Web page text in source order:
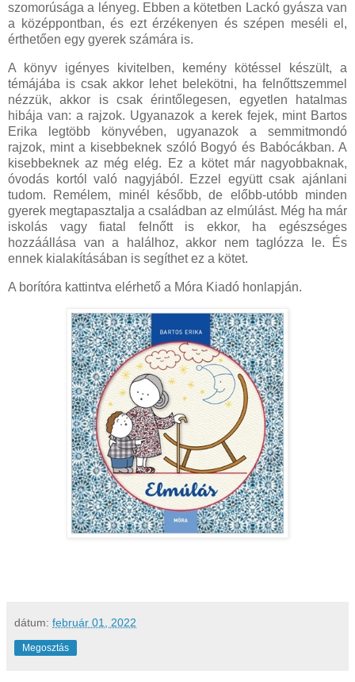
szomorúsága a lényeg. Ebben a kötetben Lackó gyásza van
a középpontban, és ezt érzékenyen és szépen meséli el,
érthetően egy gyerek számára is.
A könyv igényes kivitelben, kemény kötéssel készült, a
témájába is csak akkor lehet belekötni, ha felnőttszemmel
nézzük, akkor is csak érintőlegesen, egyetlen hatalmas
hibája van: a rajzok. Ugyanazok a kerek fejek, mint Bartos
Erika legtöbb könyvében, ugyanazok a semmitmondó
rajzok, mint a kisebbeknek szóló Bogyó és Babócákban. A
kisebbeknek az még elég. Ez a kötet már nagyobbaknak,
óvodás kortól való nagyjából. Ezzel együtt csak ajánlani
tudom. Remélem, minél később, de előbb-utóbb minden
gyerek megtapasztalja a családban az elmúlást. Még ha már
iskolás vagy fiatal felnőtt is ekkor, ha egészséges
hozzáállása van a halálhoz, akkor nem taglózza le. És
ennek kialakításában is segíthet ez a kötet.
A borítóra kattintva elérhető a Móra Kiadó honlapján.
dátum: február 01, 2022
Megosztás